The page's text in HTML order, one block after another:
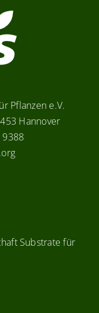
Pflanzen e.V.
Hannover
9388
Substrate für